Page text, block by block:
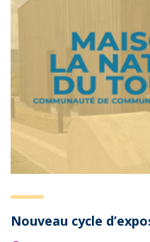
Nouveau cycle